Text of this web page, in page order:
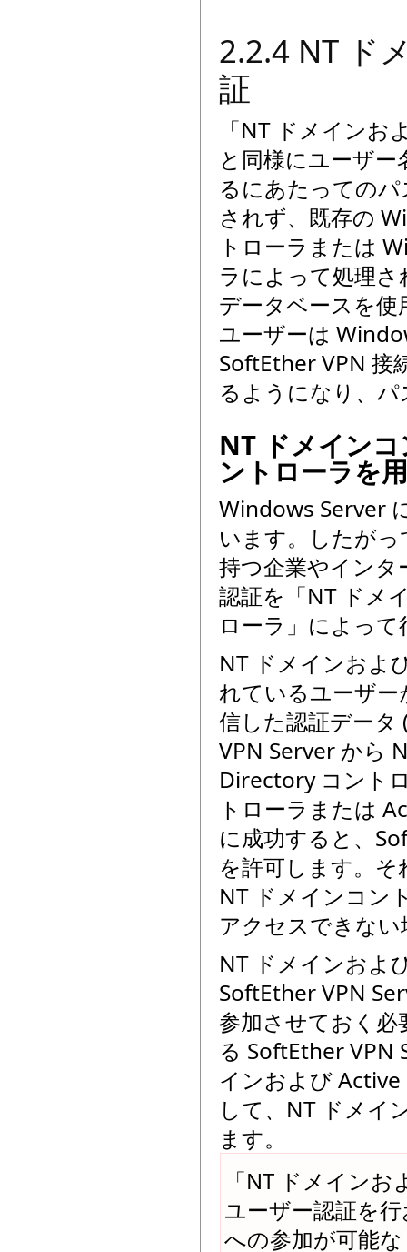
2.2.4 NT ド
証
「NT ドメイン
と同様にユーザ
るにあたっての
されず、既存の
トローラまたは
ラによって処理
データベースを
ユーザーは
SoftEther VPN 接
るようになり、
NT ドメイン
ントローラを
Windows Server
います。したが
持つ企業やイン
認証を「NT ドメ
ローラ」によっ
NT ドメインおよ
れているユーザー
信した認証データ
VPN Server から
Directory コント
トローラまたは
に成功すると、
を許可します。
NT ドメインコン
アクセスできな
NT ドメインおよ
SoftEther VPN
参加させておく
る SoftEther VPN
インおよび
して、NT ドメイ
ます。
「NT ドメイン
ユーザー認証を
への参加が可能